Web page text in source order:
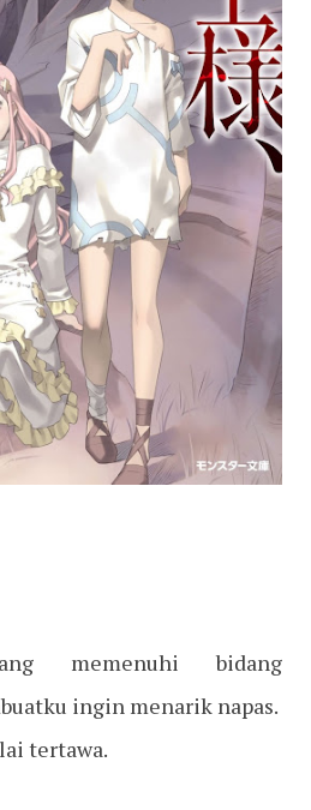
memenuhi bidang
ingin menarik napas.
tertawa.